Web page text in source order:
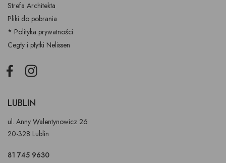
Strefa Architekta
Pliki do pobrania
* Polityka prywatności
Cegły i płytki Nelissen
FacebookInstagram
LUBLIN
ul. Anny Walentynowicz 26
20-328 Lublin
81 745 9630